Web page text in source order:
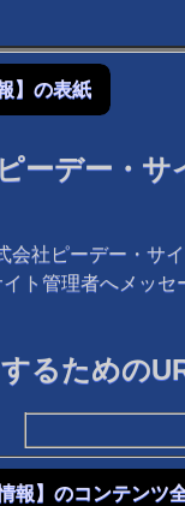
】の表紙
ーデー・
社ピーデー・サ
ト管理者へメッ
るための
報】のコンテンツ